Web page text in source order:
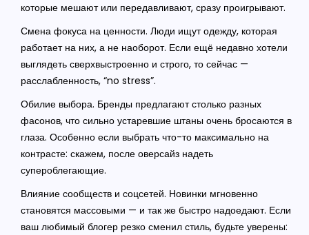
которые мешают или передавливают, сразу проигрывают.
Смена фокуса на ценности. Люди ищут одежду, которая
работает на них, а не наоборот. Если ещё недавно хотели
выглядеть сверхвыстроенно и строго, то сейчас —
расслабленность, “no stress”.
Обилие выбора. Бренды предлагают столько разных
фасонов, что сильно устаревшие штаны очень бросаются в
глаза. Особенно если выбрать что-то максимально на
контрасте: скажем, после оверсайз надеть
супероблегающие.
Влияние сообществ и соцсетей. Новинки мгновенно
становятся массовыми — и так же быстро надоедают. Если
ваш любимый блогер резко сменил стиль, будьте уверены: